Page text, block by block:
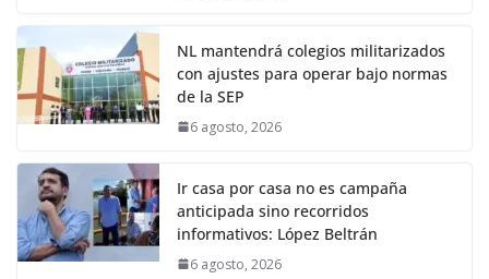
NL mantendrá colegios militarizados
con ajustes para operar bajo normas
de la SEP
6 agosto, 2026
Ir casa por casa no es campaña
anticipada sino recorridos
informativos: López Beltrán
6 agosto, 2026